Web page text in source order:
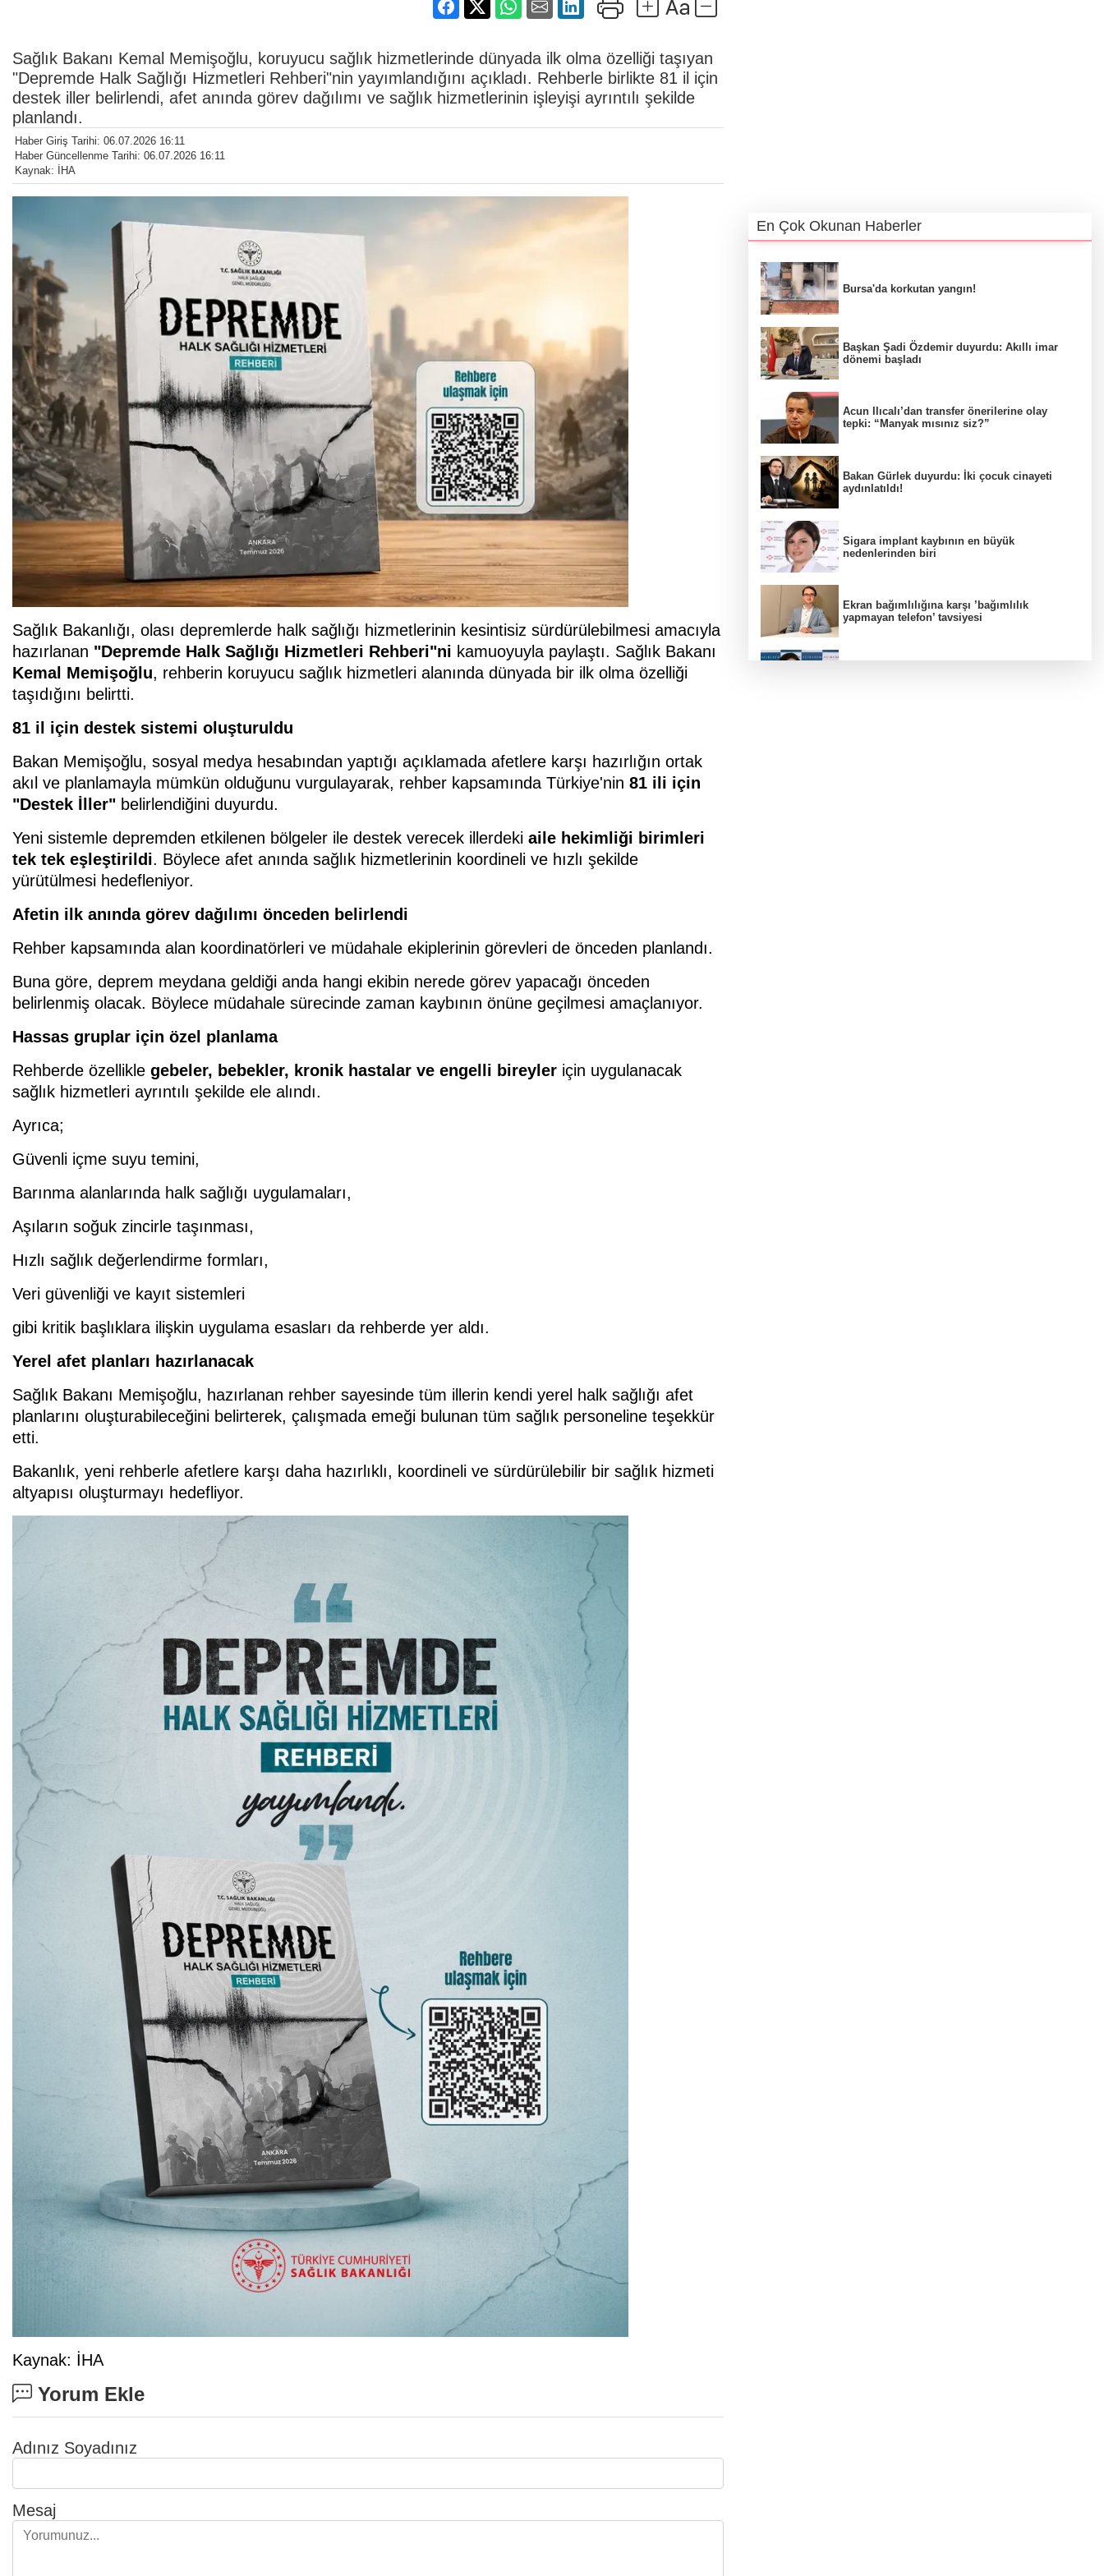
Sağlık Bakanı Kemal Memişoğlu, koruyucu sağlık hizmetlerinde dünyada ilk olma özelliği taşıyan
"Depremde Halk Sağlığı Hizmetleri Rehberi"nin yayımlandığını açıkladı. Rehberle birlikte 81 il için
destek iller belirlendi, afet anında görev dağılımı ve sağlık hizmetlerinin işleyişi ayrıntılı şekilde
planlandı.
Haber Giriş Tarihi: 06.07.2026 16:11
Haber Güncellenme Tarihi: 06.07.2026 16:11
Kaynak: İHA
Sağlık Bakanlığı, olası depremlerde halk sağlığı hizmetlerinin kesintisiz sürdürülebilmesi amacıyla
hazırlanan "Depremde Halk Sağlığı Hizmetleri Rehberi"ni kamuoyuyla paylaştı. Sağlık Bakanı
Kemal Memişoğlu, rehberin koruyucu sağlık hizmetleri alanında dünyada bir ilk olma özelliği
taşıdığını belirtti.
81 il için destek sistemi oluşturuldu
Bakan Memişoğlu, sosyal medya hesabından yaptığı açıklamada afetlere karşı hazırlığın ortak
akıl ve planlamayla mümkün olduğunu vurgulayarak, rehber kapsamında Türkiye'nin 81 ili için
"Destek İller" belirlendiğini duyurdu.
Yeni sistemle depremden etkilenen bölgeler ile destek verecek illerdeki aile hekimliği birimleri
tek tek eşleştirildi. Böylece afet anında sağlık hizmetlerinin koordineli ve hızlı şekilde
yürütülmesi hedefleniyor.
Afetin ilk anında görev dağılımı önceden belirlendi
Rehber kapsamında alan koordinatörleri ve müdahale ekiplerinin görevleri de önceden planlandı.
Buna göre, deprem meydana geldiği anda hangi ekibin nerede görev yapacağı önceden
belirlenmiş olacak. Böylece müdahale sürecinde zaman kaybının önüne geçilmesi amaçlanıyor.
Hassas gruplar için özel planlama
Rehberde özellikle gebeler, bebekler, kronik hastalar ve engelli bireyler için uygulanacak
sağlık hizmetleri ayrıntılı şekilde ele alındı.
Ayrıca;
Güvenli içme suyu temini,
Barınma alanlarında halk sağlığı uygulamaları,
Aşıların soğuk zincirle taşınması,
Hızlı sağlık değerlendirme formları,
Veri güvenliği ve kayıt sistemleri
gibi kritik başlıklara ilişkin uygulama esasları da rehberde yer aldı.
Yerel afet planları hazırlanacak
Sağlık Bakanı Memişoğlu, hazırlanan rehber sayesinde tüm illerin kendi yerel halk sağlığı afet
planlarını oluşturabileceğini belirterek, çalışmada emeği bulunan tüm sağlık personeline teşekkür
etti.
Bakanlık, yeni rehberle afetlere karşı daha hazırlıklı, koordineli ve sürdürülebilir bir sağlık hizmeti
altyapısı oluşturmayı hedefliyor.
Kaynak: İHA
Yorum Ekle
Adınız Soyadınız
Mesaj
En Çok Okunan Haberler
Bursa'da korkutan yangın!
Başkan Şadi Özdemir duyurdu: Akıllı imar
dönemi başladı
Acun Ilıcalı’dan transfer önerilerine olay
tepki: “Manyak mısınız siz?”
Bakan Gürlek duyurdu: İki çocuk cinayeti
aydınlatıldı!
Sigara implant kaybının en büyük
nedenlerinden biri
Ekran bağımlılığına karşı ’bağımlılık
yapmayan telefon’ tavsiyesi